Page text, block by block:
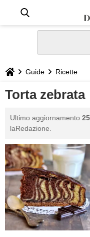
STILE
BIOGRAFIE
GASTRONOMIA
CAPELLI
SESSO
Guide Ricette
Torta zebrata
Ultimo aggiornamento
laRedazione.